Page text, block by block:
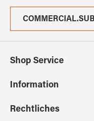
Shop Service
Information
Rechtliches